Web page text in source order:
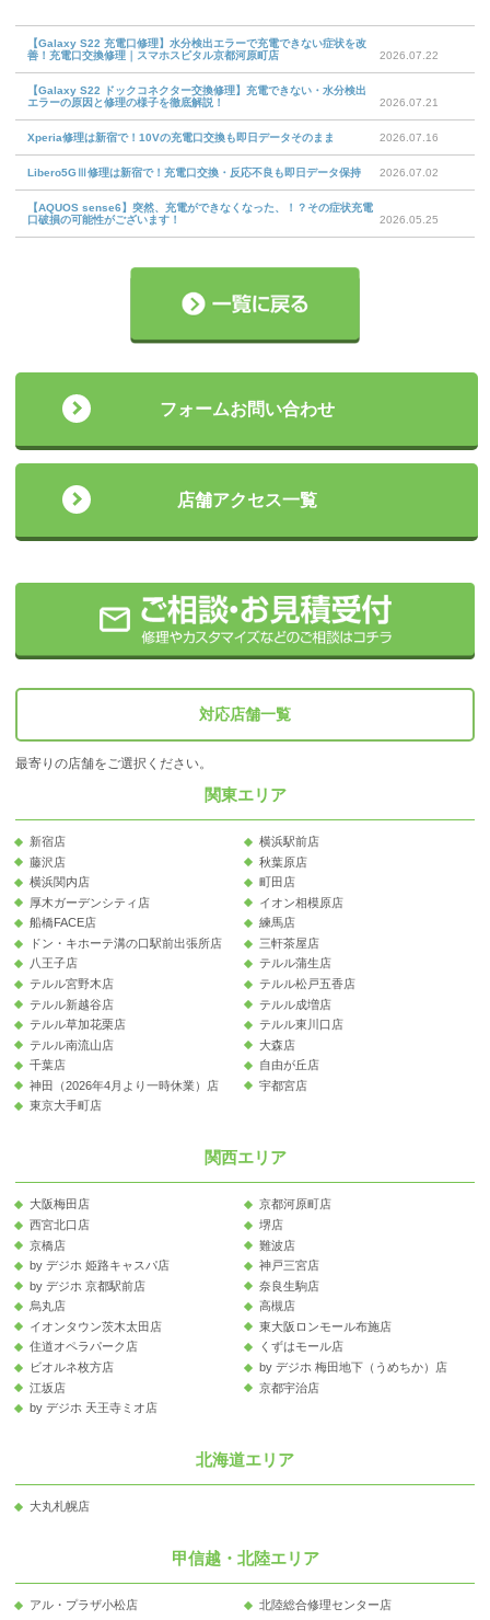
【Galaxy S22 充電口修理】水分検出エラーで充電できない症状を改
善！充電口交換修理｜スマホスピタル京都河原町店
2026.07.22
【Galaxy S22 ドックコネクター交換修理】充電できない・水分検出
エラーの原因と修理の様子を徹底解説！
2026.07.21
Xperia修理は新宿で！10Vの充電口交換も即日データそのまま 2026.07.16
Libero5GⅢ修理は新宿で！充電口交換・反応不良も即日データ保持 2026.07.02
【AQUOS sense6】突然、充電ができなくなった、！？その症状充電
口破損の可能性がございます！
2026.05.25
フォームお問い合わせ
店舗アクセス一覧
対応店舗一覧
最寄りの店舗をご選択ください。
関東エリア
新宿店
横浜駅前店
藤沢店
秋葉原店
横浜関内店
町田店
厚木ガーデンシティ店
イオン相模原店
船橋FACE店
練馬店
ドン・キホーテ溝の口駅前出張所店
三軒茶屋店
八王子店
テルル蒲生店
テルル宮野木店
テルル松戸五香店
テルル新越谷店
テルル成増店
テルル草加花栗店
テルル東川口店
テルル南流山店
大森店
千葉店
自由が丘店
神田（2026年4月より一時休業）店
宇都宮店
東京大手町店
関西エリア
大阪梅田店
京都河原町店
西宮北口店
堺店
京橋店
難波店
by デジホ 姫路キャスパ店
神戸三宮店
by デジホ 京都駅前店
奈良生駒店
烏丸店
高槻店
イオンタウン茨木太田店
東大阪ロンモール布施店
住道オペラパーク店
くずはモール店
ビオルネ枚方店
by デジホ 梅田地下（うめちか）店
江坂店
京都宇治店
by デジホ 天王寺ミオ店
北海道エリア
大丸札幌店
甲信越・北陸エリア
アル・プラザ小松店 北陸総合修理センター店